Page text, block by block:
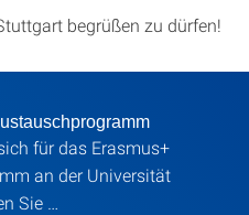
begrüßen zu dürfen!
für das Erasmus+
an der Universität
Sie …